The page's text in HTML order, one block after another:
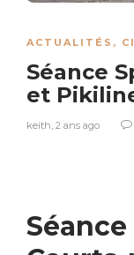
ACTUALITÉS ,
Séance
et
keith, 2 ans ago